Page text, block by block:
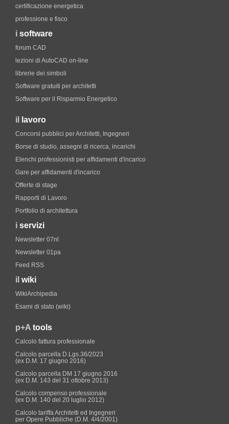
certificazione energetica
professione e fisco
i software
forum CAD
lezioni di AutoCAD on-line
librerie dei simboli
Software gratuiti per architetti
Software per il Risparmio Energetico
il lavoro
Concorsi pubblici per Architetti, Ingegneri
Borse di studio, assegni di ricerca, incarichi
Elenchi professionisti per affidamenti d'incarico
Gare per affidamenti d'incarico
Offerte di stage
Rapporti di Lavoro
Portfolio di architettura
i servizi
Newsletter 07nl
Newsletter 01pa
Feed RSS
il wiki
WikiArchipedia
Esami di stato (wiki)
p+A tools
Calcolo fattura professionale
Calcolo parcella D.Lgs.36/2023
(ex D.M. 17 giugno 2016)
Calcolo parcella DM 17 giugno 2016
(ex D.M. 143 del 31 ottobre 2013)
Calcolo compenso professionale
(ex D.M. 140 del 20 luglio 2012)
Calcolo tariffa Architetti ed Ingegneri
per Opere Pubbliche (D.M. 4/4/2001)